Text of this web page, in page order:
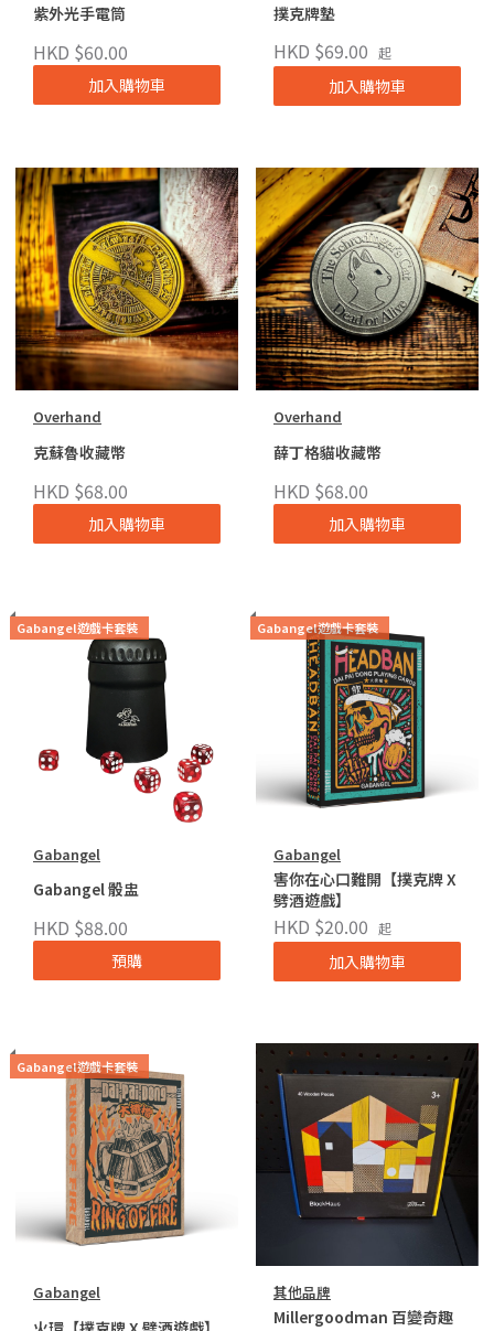
紫外光手電筒
HKD $60.00
加入購物車
撲克牌墊
HKD $69.00 起
加入購物車
Overhand
克蘇魯收藏幣
HKD $68.00
加入購物車
Overhand
薛丁格貓收藏幣
HKD $68.00
加入購物車
Gabangel遊戲卡套裝
Gabangel
Gabangel 骰盅
HKD $88.00
預購
Gabangel遊戲卡套裝
Gabangel
害你在心口難開【撲克牌 X
劈酒遊戲】
HKD $20.00 起
加入購物車
Gabangel遊戲卡套裝
Gabangel 其他品牌
Millergoodman 百變奇趣